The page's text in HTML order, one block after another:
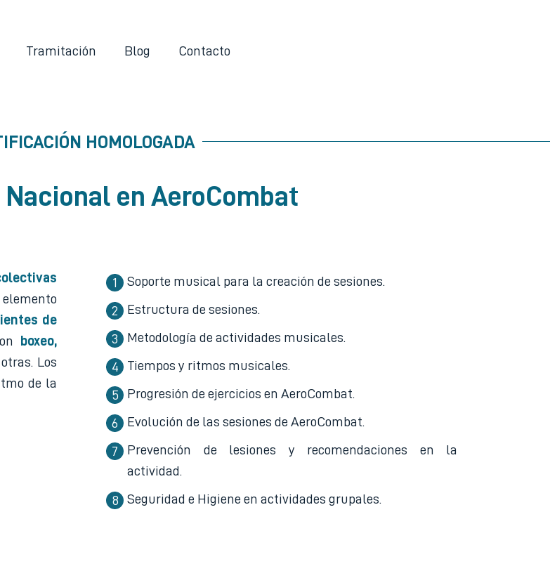
Tramitación Blog Contacto
HOMOLOGADA
en AeroCombat
de
boxeo,
Los
de la
Soporte musical para la creación de sesiones.
Estructura de sesiones.
Metodología de actividades musicales.
Tiempos y ritmos musicales.
Progresión de ejercicios en AeroCombat.
Evolución de las sesiones de AeroCombat.
Prevención de lesiones y recomendaciones en la
actividad.
Seguridad e Higiene en actividades grupales.